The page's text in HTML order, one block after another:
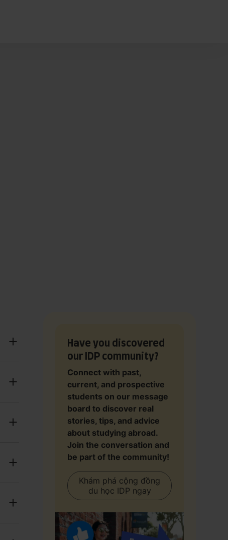
Have you discovered
our IDP community?
Connect with past,
current, and prospective
students on our message
board to discover real
stories, tips, and advice
about studying abroad.
Join the conversation and
be part of the community!
Khám phá cộng đồng
du học IDP ngay